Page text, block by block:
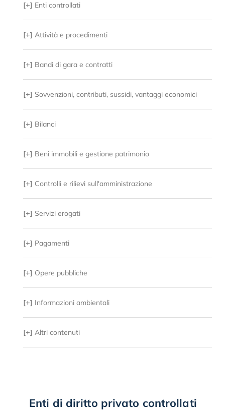
[+] Enti controllati
[+] Attività e procedimenti
[+] Bandi di gara e contratti
[+] Sovvenzioni, contributi, sussidi, vantaggi economici
[+] Bilanci
[+] Beni immobili e gestione patrimonio
[+] Controlli e rilievi sull'amministrazione
[+] Servizi erogati
[+] Pagamenti
[+] Opere pubbliche
[+] Informazioni ambientali
[+] Altri contenuti
Enti di diritto privato controllati